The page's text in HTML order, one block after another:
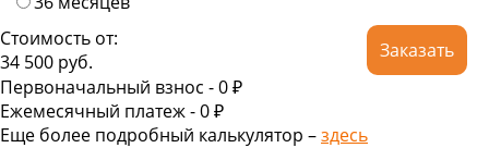
Стоимость от:
34 500 руб.
Заказать
Первоначальный взнос -0 ₽
Ежемесячный платеж -0₽
Еще более подробный калькулятор –здесь